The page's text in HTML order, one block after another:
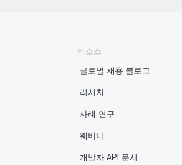
리소스
글로벌 채용 블로그
리서치
사례 연구
웨비나
개발자 API 문서